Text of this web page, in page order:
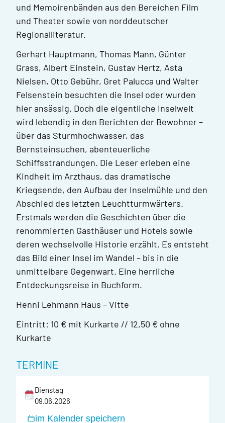
und Memoirenbänden aus den Bereichen Film
und Theater sowie von norddeutscher
Regionalliteratur.
Gerhart Hauptmann, Thomas Mann, Günter
Grass, Albert Einstein, Gustav Hertz, Asta
Nielsen, Otto Gebühr, Gret Palucca und Walter
Felsenstein besuchten die Insel oder wurden
hier ansässig. Doch die eigentliche Inselwelt
wird lebendig in den Berichten der Bewohner –
über das Sturmhochwasser, das
Bernsteinsuchen, abenteuerliche
Schiffsstrandungen. Die Leser erleben eine
Kindheit im Arzthaus, das dramatische
Kriegsende, den Aufbau der Inselmühle und den
Abschied des letzten Leuchtturmwärters.
Erstmals werden die Geschichten über die
renommierten Gasthäuser und Hotels sowie
deren wechselvolle Historie erzählt. Es entsteht
das Bild einer Insel im Wandel – bis in die
unmittelbare Gegenwart. Eine herrliche
Entdeckungsreise in Buchform.
Henni Lehmann Haus – Vitte
Eintritt: 10 € mit Kurkarte // 12,50 € ohne
Kurkarte
TERMINE
Dienstag
09.06.2026
im Kalender speichern